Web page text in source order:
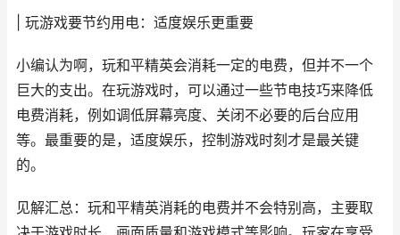
| 玩游戏要节约用电：适度娱乐更重要
小编认为啊，玩和平精英会消耗一定的电费，但并不一个
巨大的支出。在玩游戏时，可以通过一些节电技巧来降低
电费消耗，例如调低屏幕亮度、关闭不必要的后台应用
等。最重要的是，适度娱乐，控制游戏时刻才是最关键
的。
见解汇总：玩和平精英消耗的电费并不会特别高，主要取